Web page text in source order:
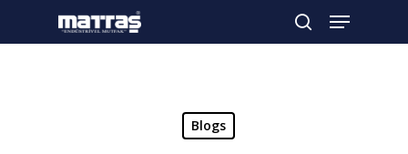
Arama yapmak için enter'a basın
Blogs